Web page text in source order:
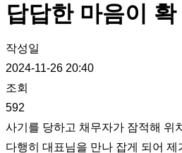
답답한 마음이
작성일
2024-11-26 20:40
조회
592
사기를 당하고 채무자가 잠적해 위
다행히 대표님을 만나 잡게 되어